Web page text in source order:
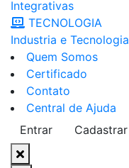
Integrativas
TECNOLOGIA
Industria e Tecnologia
Quem Somos
Certificado
Contato
Central de Ajuda
Entrar
Cadastrar